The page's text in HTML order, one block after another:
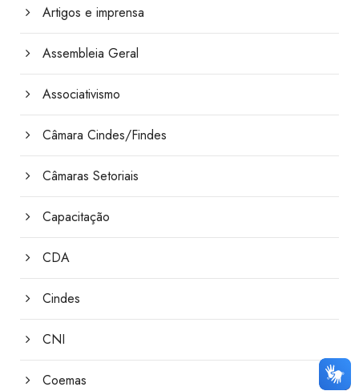
Artigos e imprensa
Assembleia Geral
Associativismo
Câmara Cindes/Findes
Câmaras Setoriais
Capacitação
CDA
Cindes
CNI
Coemas